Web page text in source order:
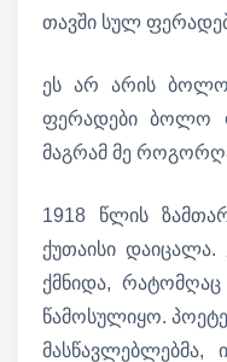
თავში სულ
ეს არ არის
ფერადები ბოლო
მაგრამ მე
1918 წლის
ქუთაისი დაიცალა.
ქმნიდა,
წამოსულიყო.
მასწავლებლებმა,